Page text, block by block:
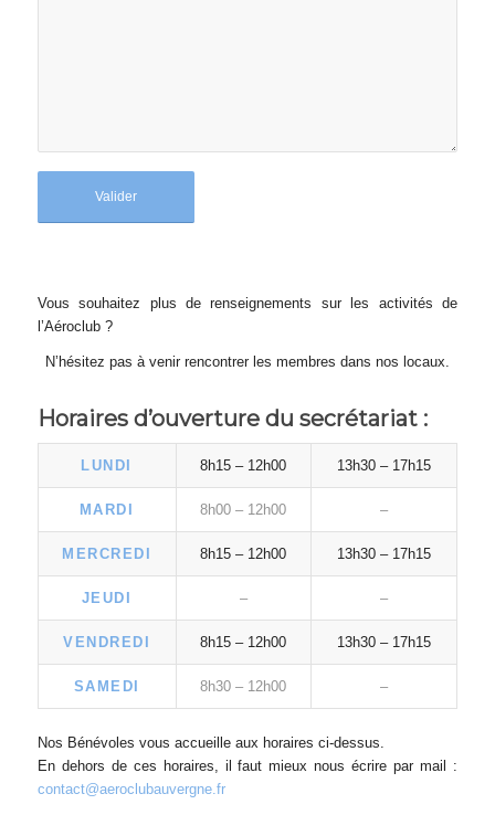
Vous souhaitez plus de renseignements sur les activités de
l’Aéroclub ?
N’hésitez pas à venir rencontrer les membres dans nos locaux.
Horaires d’ouverture du secrétariat :
LUNDI 8h15 – 12h00 13h30 – 17h15
MARDI 8h00 – 12h00 –
MERCREDI 8h15 – 12h00 13h30 – 17h15
JEUDI – –
VENDREDI 8h15 – 12h00 13h30 – 17h15
SAMEDI 8h30 – 12h00 –
Nos Bénévoles vous accueille aux horaires ci-dessus.
En dehors de ces horaires, il faut mieux nous écrire par mail :
contact@aeroclubauvergne.fr